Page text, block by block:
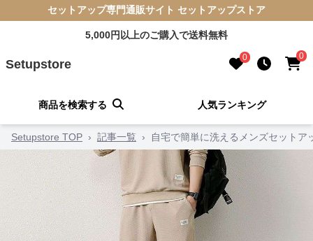
セットアップ専門通販サイト セットアップストア
5,000円以上のご購入で送料無料
Setupstore 0 0
商品を検索する 人気ランキング
Setupstore TOP › 記事一覧 › 自宅で簡単に洗えるメンズセットア